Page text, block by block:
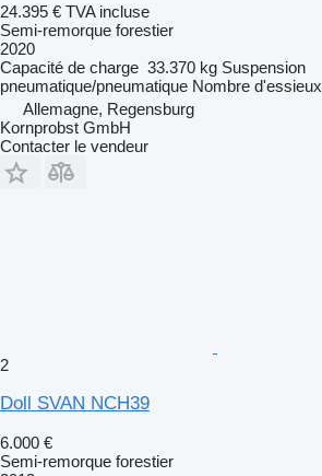
24.395 € TVA incluse
Semi-remorque forestier
2020
Capacité de charge 33.370 kg Suspension
pneumatique/pneumatique Nombre d'essieux
Allemagne, Regensburg
Kornprobst GmbH
Contacter le vendeur
2
Doll SVAN NCH39
6.000 €
Semi-remorque forestier